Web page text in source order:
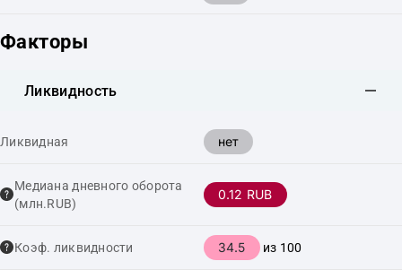
Факторы
Ликвидность
Ликвидная нет
Медиана дневного оборота
(млн.RUB)
0.12 RUB
Коэф. ликвидности 34.5 из 100